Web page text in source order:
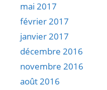
mai 2017
février 2017
janvier 2017
décembre 2016
novembre 2016
août 2016